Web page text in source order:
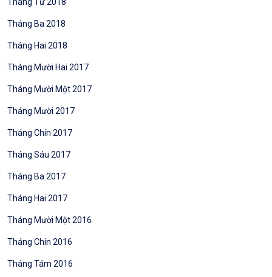
Tháng Ba 2018
Tháng Hai 2018
Tháng Mười Hai 2017
Tháng Mười Một 2017
Tháng Mười 2017
Tháng Chín 2017
Tháng Sáu 2017
Tháng Ba 2017
Tháng Hai 2017
Tháng Mười Một 2016
Tháng Chín 2016
Tháng Tám 2016